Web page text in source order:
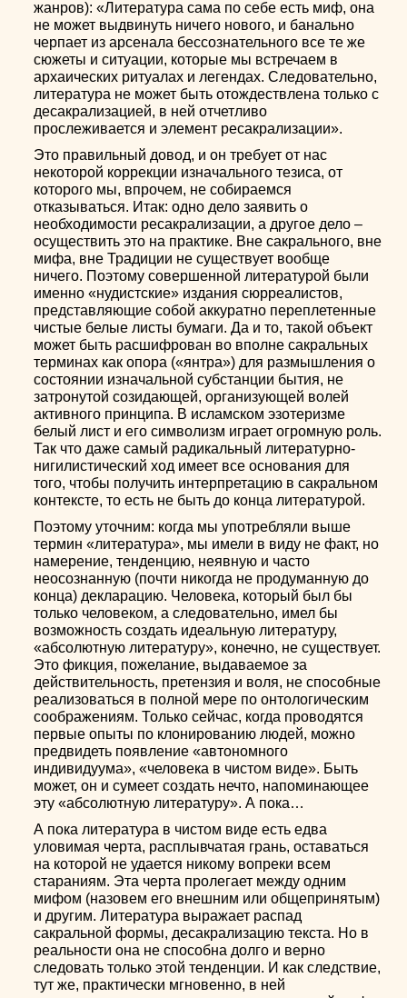
жанров): «Литература сама по себе есть миф, она
не может выдвинуть ничего нового, и банально
черпает из арсенала бессознательного все те же
сюжеты и ситуации, которые мы встречаем в
архаических ритуалах и легендах. Следовательно,
литература не может быть отождествлена только с
десакрализацией, в ней отчетливо
прослеживается и элемент ресакрализации».
Это правильный довод, и он требует от нас
некоторой коррекции изначального тезиса, от
которого мы, впрочем, не собираемся
отказываться. Итак: одно дело заявить о
необходимости ресакрализации, а другое дело –
осуществить это на практике. Вне сакрального, вне
мифа, вне Традиции не существует вообще
ничего. Поэтому совершенной литературой были
именно «нудистские» издания сюрреалистов,
представляющие собой аккуратно переплетенные
чистые белые листы бумаги. Да и то, такой объект
может быть расшифрован во вполне сакральных
терминах как опора («янтра») для размышления о
состоянии изначальной субстанции бытия, не
затронутой созидающей, организующей волей
активного принципа. В исламском эзотеризме
белый лист и его символизм играет огромную роль.
Так что даже самый радикальный литературно-
нигилистический ход имеет все основания для
того, чтобы получить интерпретацию в сакральном
контексте, то есть не быть до конца литературой.
Поэтому уточним: когда мы употребляли выше
термин «литература», мы имели в виду не факт, но
намерение, тенденцию, неявную и часто
неосознанную (почти никогда не продуманную до
конца) декларацию. Человека, который был бы
только человеком, а следовательно, имел бы
возможность создать идеальную литературу,
«абсолютную литературу», конечно, не существует.
Это фикция, пожелание, выдаваемое за
действительность, претензия и воля, не способные
реализоваться в полной мере по онтологическим
соображениям. Только сейчас, когда проводятся
первые опыты по клонированию людей, можно
предвидеть появление «автономного
индивидуума», «человека в чистом виде». Быть
может, он и сумеет создать нечто, напоминающее
эту «абсолютную литературу». А пока…
А пока литература в чистом виде есть едва
уловимая черта, расплывчатая грань, оставаться
на которой не удается никому вопреки всем
стараниям. Эта черта пролегает между одним
мифом (назовем его внешним или общепринятым)
и другим. Литература выражает распад
сакральной формы, десакрализацию текста. Но в
реальности она не способна долго и верно
следовать только этой тенденции. И как следствие,
тут же, практически мгновенно, в ней